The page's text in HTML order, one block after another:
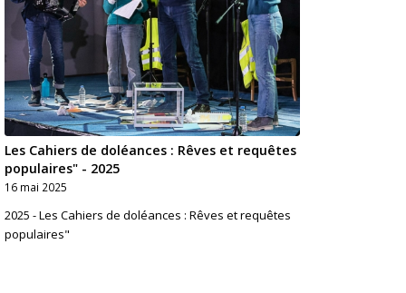
Les Cahiers de doléances : Rêves et requêtes
populaires" - 2025
16 mai 2025
2025 - Les Cahiers de doléances : Rêves et requêtes
populaires"